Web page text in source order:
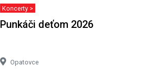
Koncerty >
Punkáči deťom 2026
Opatovce